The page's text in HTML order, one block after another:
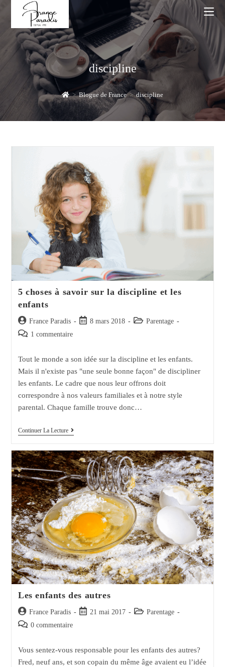
content
discipline
> Blogue de France > discipline
5 choses à savoir sur la discipline et les
enfants
Auteur/autrice
de
France Paradis
Post8 mars 2018
Post Parentage
Post 1 commentaire
Tout le monde a son idée sur la discipline et les enfants.
Mais il n'existe pas "une seule bonne façon" de discipliner
les enfants. Le cadre que nous leur offrons doit
correspondre à nos valeurs familiales et à notre style
parental. Chaque famille trouve donc…
Continuer La Lecture5
Savoir
Sur
La
Discipline
Et
Les
Enfants
Les enfants des autres
Auteur/autrice
de
France Paradis
Post21 mai 2017
Post Parentage
Post 0 commentaire
Vous sentez-vous responsable pour les enfants des autres?
Fred, neuf ans, et son copain du même âge avaient eu l’idée